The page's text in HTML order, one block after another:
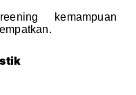
kemampuan